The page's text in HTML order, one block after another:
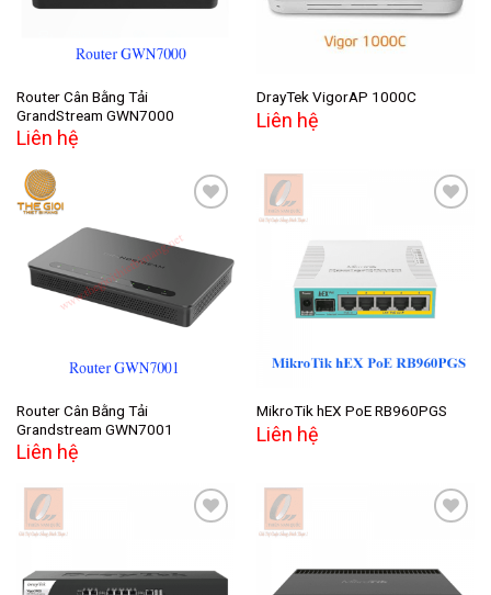
Router Cân Bằng Tải
GrandStream GWN7000
Liên hệ
DrayTek VigorAP 1000C
Liên hệ
wishlist
Router Cân Bằng Tải
Grandstream GWN7001
Liên hệ
Add to
wishlist
MikroTik hEX PoE RB960PGS
Liên hệ
Add to
Add to